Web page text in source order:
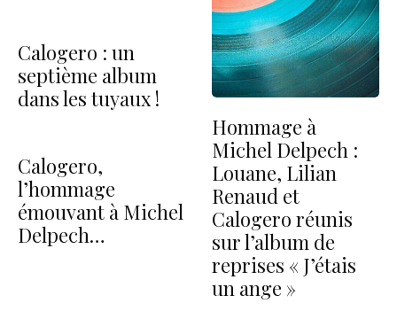
Calogero : un
septième album
dans les tuyaux !
Calogero,
l’hommage
émouvant à Michel
Delpech…
Hommage à
Michel Delpech :
Louane, Lilian
Renaud et
Calogero réunis
sur l’album de
reprises « J’étais
un ange »